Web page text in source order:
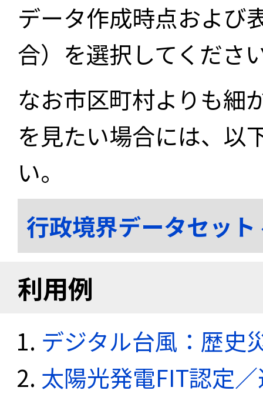
データ作成時点および
合）を選択してくださ
なお市区町村よりも細
を見たい場合には、以
い。
行政境界データセッ
利用例
デジタル台風：歴史
太陽光発電FIT認定